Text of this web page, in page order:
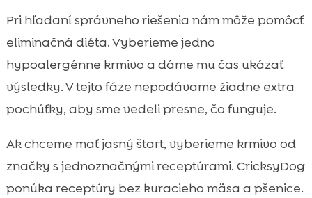
Pri hľadaní správneho riešenia nám môže pomôcť
eliminačná diéta. Vyberieme jedno
hypoalergénne krmivo a dáme mu čas ukázať
výsledky. V tejto fáze nepodávame žiadne extra
pochúťky, aby sme vedeli presne, čo funguje.
Ak chceme mať jasný štart, vyberieme krmivo od
značky s jednoznačnými receptúrami. CricksyDog
ponúka receptúry bez kuracieho mäsa a pšenice.